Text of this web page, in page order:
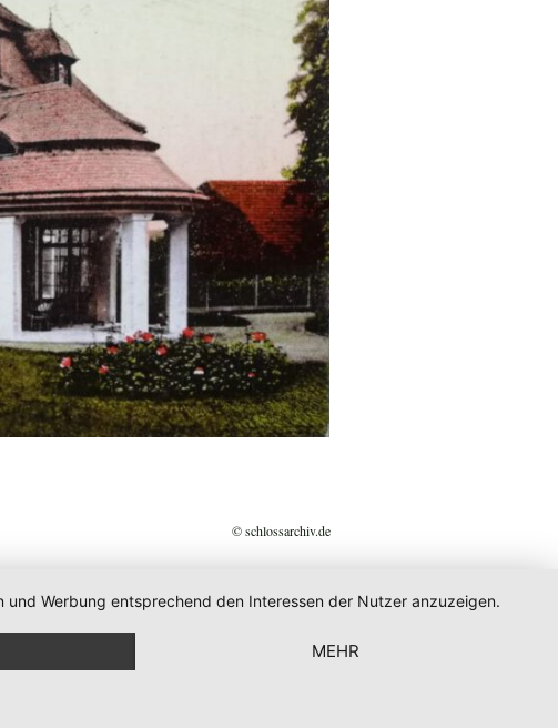
© schlossarchiv.de
Werbung entsprechend den Interessen der Nutzer anzuzeigen.
MEHR